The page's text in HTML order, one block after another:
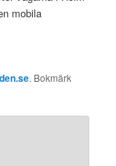
mobila
. Bokmärk